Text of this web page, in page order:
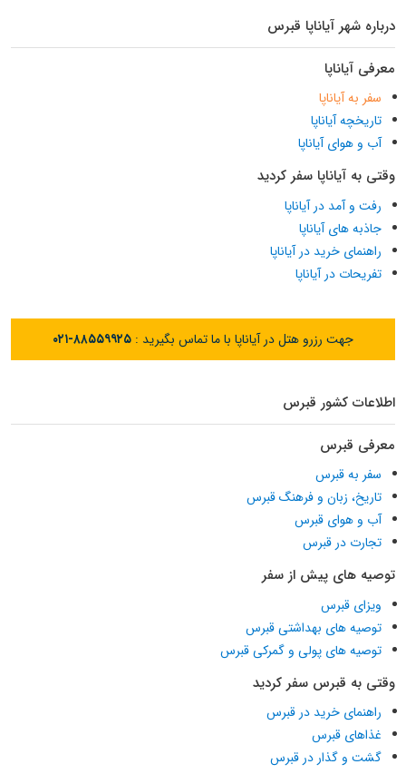
درباره شهر آیاناپا قبرس
معرفی آیاناپا
سفر به آیاناپا
تاریخچه آیاناپا
آب و هوای آیاناپا
وقتی به آیاناپا سفر کردید
رفت و آمد در آیاناپا
جاذبه های آیاناپا
راهنمای خرید در آیاناپا
تفریحات در آیاناپا
جهت رزرو هتل در آیاناپا با ما تماس بگیرید : ۰۲۱-۸۸۵۵۹۹۲۵
اطلاعات کشور قبرس
معرفی قبرس
سفر به قبرس
تاریخ، زبان و فرهنگ قبرس
آب و هوای قبرس
تجارت در قبرس
توصیه های پیش از سفر
ویزای قبرس
توصیه های بهداشتی قبرس
توصیه های پولی و گمرکی قبرس
وقتی به قبرس سفر کردید
راهنمای خرید در قبرس
غذاهای قبرس
گشت و گذار در قبرس